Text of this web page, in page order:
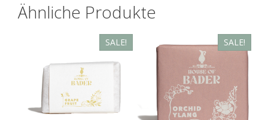
Ähnliche Produkte
SALE! SALE!